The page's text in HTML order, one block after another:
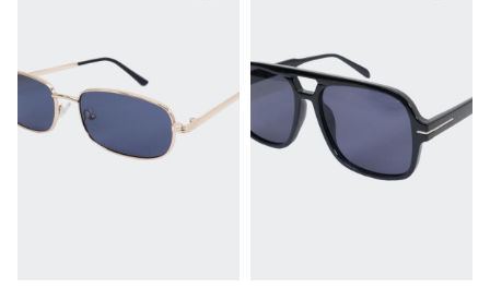
Сезон літо
Склад тканини 100% поліестер